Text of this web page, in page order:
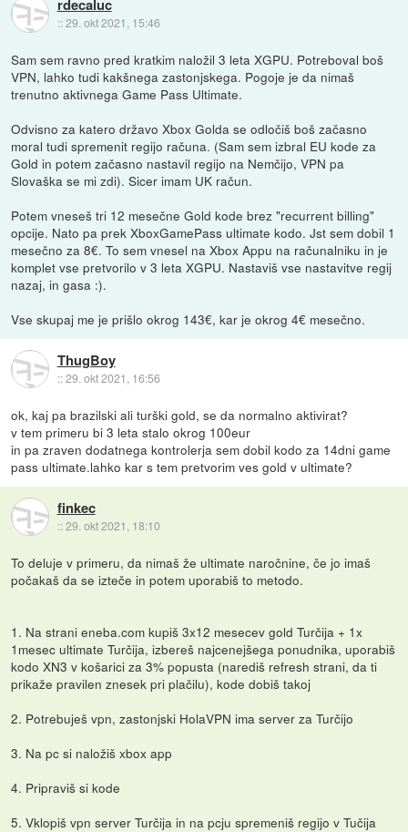
rdecaluc
::29. okt 2021, 15:46
Sam sem ravno pred kratkim naložil 3 leta XGPU. Potreboval boš
VPN, lahko tudi kakšnega zastonjskega. Pogoje je da nimaš
trenutno aktivnega Game Pass Ultimate.
Odvisno za katero državo Xbox Golda se odločiš boš začasno
moral tudi spremenit regijo računa. (Sam sem izbral EU kode za
Gold in potem začasno nastavil regijo na Nemčijo, VPN pa
Slovaška se mi zdi). Sicer imam UK račun.
Potem vneseš tri 12 mesečne Gold kode brez "recurrent billing"
opcije. Nato pa prek XboxGamePass ultimate kodo. Jst sem dobil 1
mesečno za 8€. To sem vnesel na Xbox Appu na računalniku in je
komplet vse pretvorilo v 3 leta XGPU. Nastaviš vse nastavitve regij
nazaj, in gasa :).
Vse skupaj me je prišlo okrog 143€, kar je okrog 4€ mesečno.
ThugBoy
::29. okt 2021, 16:56
ok, kaj pa brazilski ali turški gold, se da normalno aktivirat?
v tem primeru bi 3 leta stalo okrog 100eur
in pa zraven dodatnega kontrolerja sem dobil kodo za 14dni game
pass ultimate.lahko kar s tem pretvorim ves gold v ultimate?
finkec
::29. okt 2021, 18:10
To deluje v primeru, da nimaš že ultimate naročnine, če jo imaš
počakaš da se izteče in potem uporabiš to metodo.
1. Na strani eneba.com kupiš 3x12 mesecev gold Turčija + 1x
1mesec ultimate Turčija, izbereš najcenejšega ponudnika, uporabiš
kodo XN3 v košarici za 3% popusta (narediš refresh strani, da ti
prikaže pravilen znesek pri plačilu), kode dobiš takoj
2. Potrebuješ vpn, zastonjski HolaVPN ima server za Turčijo
3. Na pc si naložiš xbox app
4. Pripraviš si kode
5. Vklopiš vpn server Turčija in na pcju spremeniš regijo v Tučija